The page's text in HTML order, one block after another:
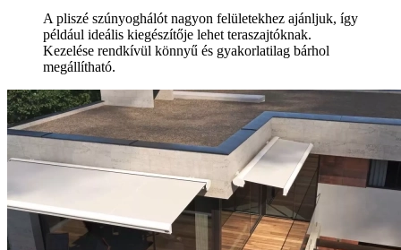
A pliszé szúnyoghálót nagyon felületekhez ajánljuk, így
például ideális kiegészítője lehet teraszajtóknak.
Kezelése rendkívül könnyű és gyakorlatilag bárhol
megállítható.